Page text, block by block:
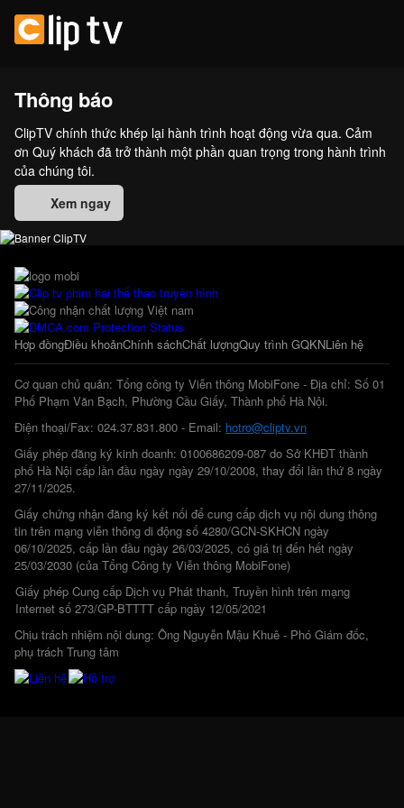
Thông báo
ClipTV chính thức khép lại hành trình hoạt động vừa qua. Cảm
ơn Quý khách đã trở thành một phần quan trọng trong hành trình
của chúng tôi.
Xem ngay
Hợp đồngĐiều khoảnChính sáchChất lượngQuy trình GQKNLiên hệ
Cơ quan chủ quản: Tổng công ty Viễn thông MobiFone - Địa chỉ: Số 01
Phố Phạm Văn Bạch, Phường Cầu Giấy, Thành phố Hà Nội.
Điện thoại/Fax: 024.37.831.800 - Email: hotro@cliptv.vn
Giấy phép đăng ký kinh doanh: 0100686209-087 do Sở KHĐT thành
phố Hà Nội cấp lần đầu ngày ngày 29/10/2008, thay đổi lần thứ 8 ngày
27/11/2025.
Giấy chứng nhận đăng ký kết nối để cung cấp dịch vụ nội dung thông
tin trên mạng viễn thông di động số 4280/GCN-SKHCN ngày
06/10/2025, cấp lần đầu ngày 26/03/2025, có giá trị đến hết ngày
25/03/2030 (của Tổng Công ty Viễn thông MobiFone)
Giấy phép Cung cấp Dịch vụ Phát thanh, Truyền hình trên mạng
Internet số 273/GP-BTTTT cấp ngày 12/05/2021
Chịu trách nhiệm nội dung: Ông Nguyễn Mậu Khuê - Phó Giám đốc,
phụ trách Trung tâm